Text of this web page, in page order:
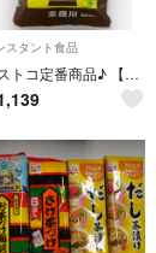
スタント食品
コストコ定番商品♪ 【新品未開封】永谷園 松茸の味 お吸い物 50袋